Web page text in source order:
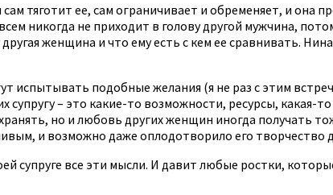
тяготит ее, сам ограничивает и обременяет, и она
никогда не приходит в голову другой мужчина,
женщина и что ему есть с кем ее сравнивать.
испытывать подобные желания (я не раз с этим
– это какие-то возможности, ресурсы, какая-
но и любовь других женщин иногда получать
и возможно даже оплодотворило его
супруге все эти мысли. И давит любые ростки,